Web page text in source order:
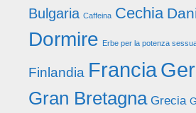
Bulgaria Caffeina Cechia
Dormire Erbe per la potenza
Finlandia Francia
Gran Bretagna Grecia